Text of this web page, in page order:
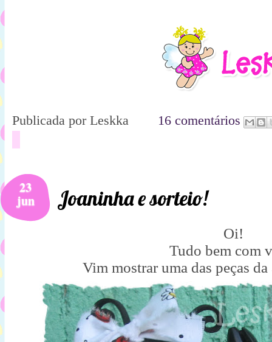
Publicada por Leskka 16 comentários
23
jun Joaninha e sorteio!
Oi!
Tudo bem com
Vim mostrar uma das peças